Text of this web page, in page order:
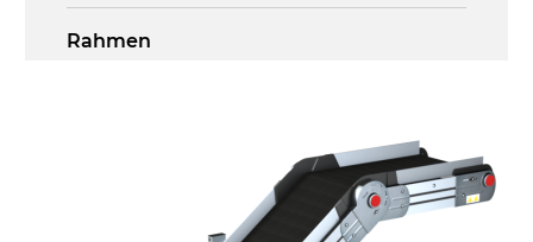
Rahmen
Stranggepresste Profile aus eloxierter